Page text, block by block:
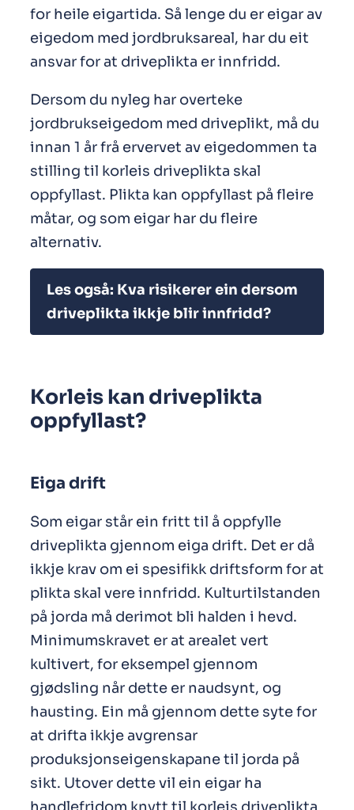
for heile eigartida. Så lenge du er eigar av
eigedom med jordbruksareal, har du eit
ansvar for at driveplikta er innfridd.
Dersom du nyleg har overteke
jordbrukseigedom med driveplikt, må du
innan 1 år frå ervervet av eigedommen ta
stilling til korleis driveplikta skal
oppfyllast. Plikta kan oppfyllast på fleire
måtar, og som eigar har du fleire
alternativ.
Les også: Kva risikerer ein dersom
driveplikta ikkje blir innfridd?
Korleis kan driveplikta
oppfyllast?
Eiga drift
Som eigar står ein fritt til å oppfylle
driveplikta gjennom eiga drift. Det er då
ikkje krav om ei spesifikk driftsform for at
plikta skal vere innfridd. Kulturtilstanden
på jorda må derimot bli halden i hevd.
Minimumskravet er at arealet vert
kultivert, for eksempel gjennom
gjødsling når dette er naudsynt, og
hausting. Ein må gjennom dette syte for
at drifta ikkje avgrensar
produksjonseigenskapane til jorda på
sikt. Utover dette vil ein eigar ha